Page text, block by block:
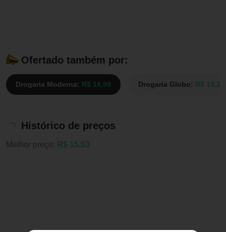
Ofertado também por:
Drogaria Moderna: R$ 18,99 Drogaria Globo: R$ 19,29
Histórico de preços
Melhor preço: R$ 15,53